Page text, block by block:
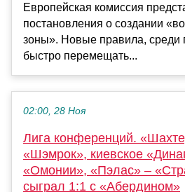
Европейская комиссия
постановления о создании
зоны». Новые правила, среди
быстро перемещать...
02:00, 28 Ноя
Лига конференций.
«Шэмрок», киевское
«Омонии», «Пэлас» –
сыграл 1:1 с «Абердином»